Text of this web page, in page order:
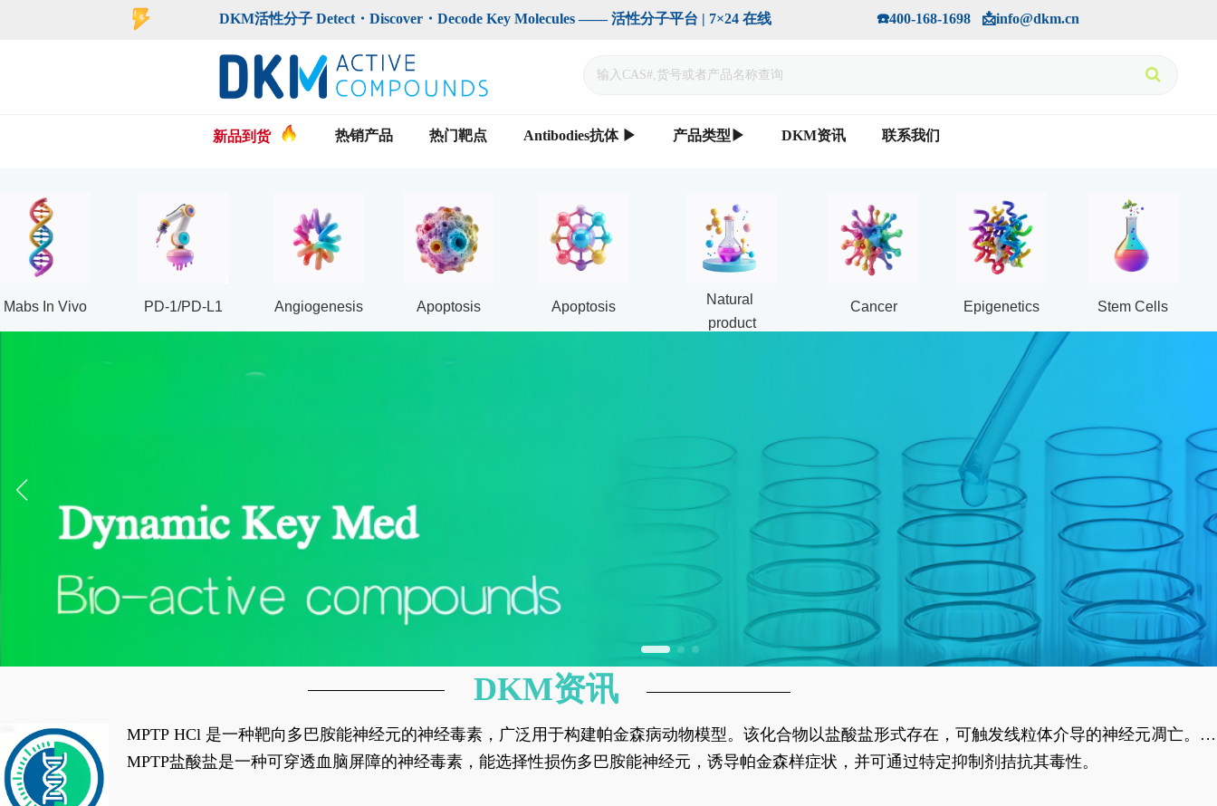
手机版
DKM活性分子 Detect・Discover・Decode Key Molecules —— 活性分子平台 | 7×24 在线                             ☎️400-168-1698   📩info@dkm.cn
新品到货 热销产品 热门靶点 Antibodies抗体 ▶ 产品类型▶ DKM资讯 联系我们
Mabs In Vivo PD-1/PD-L1 Angiogenesis Apoptosis Apoptosis
Natural
product
Cancer Epigenetics Stem Cells
MPTP HCl 是一种靶向多巴胺能神经元的神经毒素，广泛用于构建帕金森病动物模型。该化合物以盐酸盐形式存在，可触发线粒体介导的神经元凋亡。其
经典应用即为选择性损毁中脑黑质致密部多巴胺能神经元，从而可靠模拟帕金森病的核心病理与行为表型。
MPTP盐酸盐是一种可穿透血脑屏障的神经毒素，能选择性损伤多巴胺能神经元，诱导帕金森样症状，并可通过特定抑制剂拮抗其毒性。
DKM资讯